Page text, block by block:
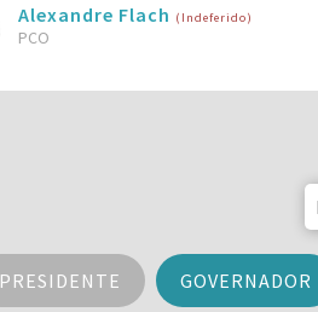
Alexandre Flach (Indeferido)
PCO
PRESIDENTE GOVERNADOR